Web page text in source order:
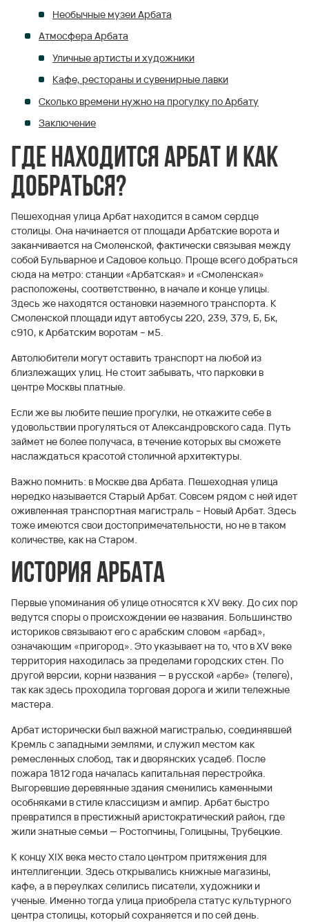
Необычные музеи Арбата
Атмосфера Арбата
Уличные артисты и художники
Кафе, рестораны и сувенирные лавки
Сколько времени нужно на прогулку по Арбату
Заключение
Где находится Арбат и как
добраться?
Пешеходная улица Арбат находится в самом сердце
столицы. Она начинается от площади Арбатские ворота и
заканчивается на Смоленской, фактически связывая между
собой Бульварное и Садовое кольцо. Проще всего добраться
сюда на метро: станции «Арбатская» и «Смоленская»
расположены, соответственно, в начале и конце улицы.
Здесь же находятся остановки наземного транспорта. К
Смоленской площади идут автобусы 220, 239, 379, Б, Бк,
с910, к Арбатским воротам – м5.
Автолюбители могут оставить транспорт на любой из
близлежащих улиц. Не стоит забывать, что парковки в
центре Москвы платные.
Если же вы любите пешие прогулки, не откажите себе в
удовольствии прогуляться от Александровского сада. Путь
займет не более получаса, в течение которых вы сможете
наслаждаться красотой столичной архитектуры.
Важно помнить: в Москве два Арбата. Пешеходная улица
нередко называется Старый Арбат. Совсем рядом с ней идет
оживленная транспортная магистраль – Новый Арбат. Здесь
тоже имеются свои достопримечательности, но не в таком
количестве, как на Старом.
История Арбата
Первые упоминания об улице относятся к XV веку. До сих пор
ведутся споры о происхождении ее названия. Большинство
историков связывают его с арабским словом «арбад»,
означающим «пригород». Это указывает на то, что в XV веке
территория находилась за пределами городских стен. По
другой версии, корни названия — в русской «арбе» (телеге),
так как здесь проходила торговая дорога и жили тележные
мастера.
Арбат исторически был важной магистралью, соединявшей
Кремль с западными землями, и служил местом как
ремесленных слобод, так и дворянских усадеб. После
пожара 1812 года началась капитальная перестройка.
Выгоревшие деревянные здания сменились каменными
особняками в стиле классицизм и ампир. Арбат быстро
превратился в престижный аристократический район, где
жили знатные семьи — Ростопчины, Голицыны, Трубецкие.
К концу XIX века место стало центром притяжения для
интеллигенции. Здесь открывались книжные магазины,
кафе, а в переулках селились писатели, художники и
ученые. Именно тогда улица приобрела статус культурного
центра столицы, который сохраняется и по сей день.